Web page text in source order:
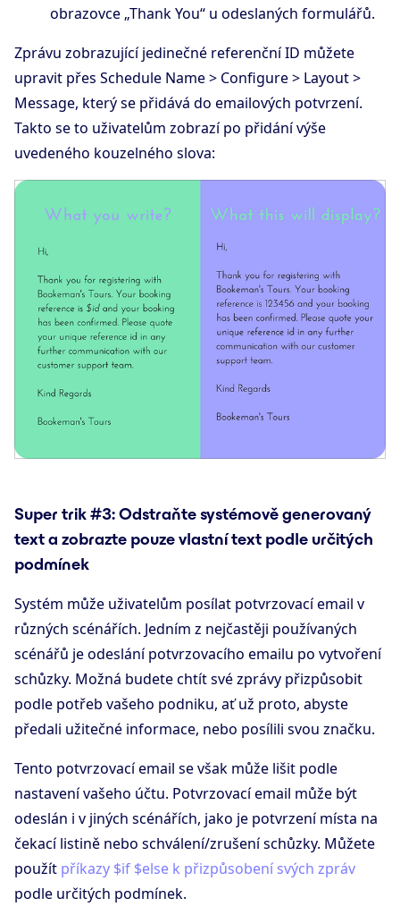
obrazovce „Thank You“ u odeslaných formulářů.
Zprávu zobrazující jedinečné referenční ID můžete
upravit přes Schedule Name > Configure > Layout >
Message, který se přidává do emailových potvrzení.
Takto se to uživatelům zobrazí po přidání výše
uvedeného kouzelného slova:
Super trik #3: Odstraňte systémově generovaný
text a zobrazte pouze vlastní text podle určitých
podmínek
Systém může uživatelům posílat potvrzovací email v
různých scénářích. Jedním z nejčastěji používaných
scénářů je odeslání potvrzovacího emailu po vytvoření
schůzky. Možná budete chtít své zprávy přizpůsobit
podle potřeb vašeho podniku, ať už proto, abyste
předali užitečné informace, nebo posílili svou značku.
Tento potvrzovací email se však může lišit podle
nastavení vašeho účtu. Potvrzovací email může být
odeslán i v jiných scénářích, jako je potvrzení místa na
čekací listině nebo schválení/zrušení schůzky. Můžete
použít příkazy $if $else k přizpůsobení svých zpráv
podle určitých podmínek.